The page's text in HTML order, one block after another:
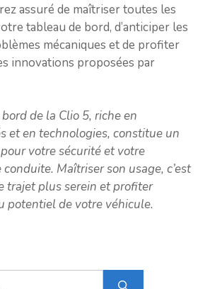
assuré de maîtriser toutes les
tableau de bord, d’anticiper les
mécaniques et de profiter
innovations proposées par
de la Clio 5, riche en
et en technologies, constitue un
votre sécurité et votre
Maîtriser son usage, c’est
trajet plus serein et profiter
potentiel de votre véhicule.